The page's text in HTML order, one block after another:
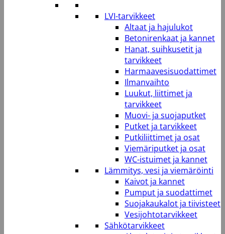
LVI-tarvikkeet
Altaat ja hajulukot
Betonirenkaat ja kannet
Hanat, suihkusetit ja
tarvikkeet
Harmaavesisuodattimet
Ilmanvaihto
Luukut, liittimet ja
tarvikkeet
Muovi- ja suojaputket
Putket ja tarvikkeet
Putkiliittimet ja osat
Viemäriputket ja osat
WC-istuimet ja kannet
Lämmitys, vesi ja viemäröinti
Kaivot ja kannet
Pumput ja suodattimet
Suojakaukalot ja tiivisteet
Vesijohtotarvikkeet
Sähkötarvikkeet